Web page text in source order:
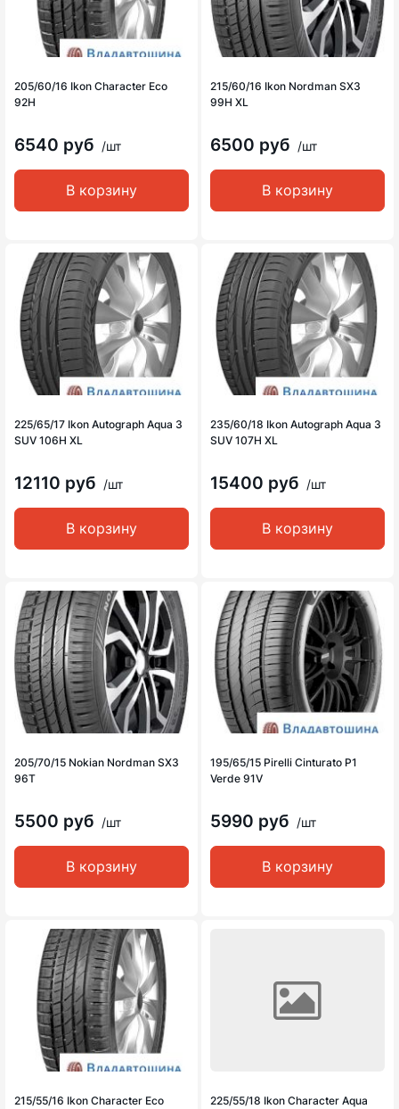
205/60/16 Ikon Character Eco
92H
6540 руб /шт
В корзину
215/60/16 Ikon Nordman SX3
99H XL
6500 руб /шт
В корзину
225/65/17 Ikon Autograph Aqua 3
SUV 106H XL
12110 руб /шт
В корзину
235/60/18 Ikon Autograph Aqua 3
SUV 107H XL
15400 руб /шт
В корзину
205/70/15 Nokian Nordman SX3
96T
5500 руб /шт
В корзину
195/65/15 Pirelli Cinturato P1
Verde 91V
5990 руб /шт
В корзину
215/55/16 Ikon Character Eco
225/55/18 Ikon Character Aqua